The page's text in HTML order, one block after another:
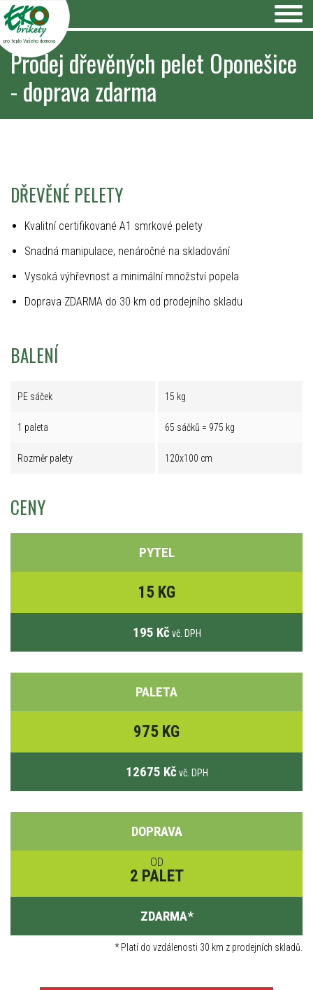
pro teplo Vašeho domova
Prodej dřevěných pelet Oponešice
- doprava zdarma
DŘEVĚNÉ PELETY
Kvalitní certifikované A1 smrkové pelety
Snadná manipulace, nenáročné na skladování
Vysoká výhřevnost a minimální množství popela
Doprava ZDARMA do 30 km od prodejního skladu
BALENÍ
PE sáček 15 kg
1 paleta 65 sáčků = 975 kg
Rozměr palety 120x100 cm
CENY
PYTEL
15 KG
195 Kč vč. DPH
PALETA
975 KG
12675 Kč vč. DPH
DOPRAVA
OD
2 PALET
ZDARMA*
*Platí do vzdálenosti 30 km z prodejních skladů.